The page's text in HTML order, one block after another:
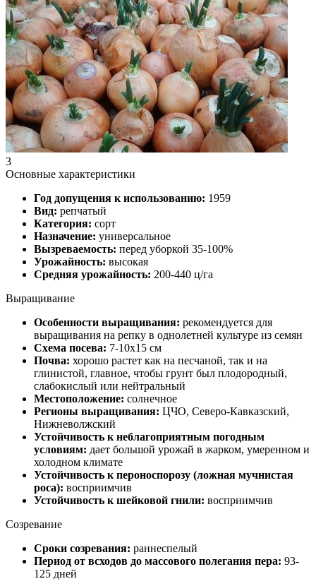
3
Основные характеристики
Год допущения к использованию: 1959
Вид: репчатый
Категория: сорт
Назначение: универсальное
Вызреваемость: перед уборкой 35-100%
Урожайность: высокая
Средняя урожайность: 200-440 ц/га
Выращивание
Особенности выращивания: рекомендуется для
выращивания на репку в однолетней культуре из семян
Схема посева: 7-10x15 см
Почва: хорошо растет как на песчаной, так и на
глинистой, главное, чтобы грунт был плодородный,
слабокислый или нейтральный
Местоположение: солнечное
Регионы выращивания: ЦЧО, Северо-Кавказский,
Нижневолжский
Устойчивость к неблагоприятным погодным
условиям: дает большой урожай в жарком, умеренном и
холодном климате
Устойчивость к пероноспорозу (ложная мучнистая
роса): восприимчив
Устойчивость к шейковой гнили: восприимчив
Созревание
Сроки созревания: раннеспелый
Период от всходов до массового полегания пера: 93-
125 дней